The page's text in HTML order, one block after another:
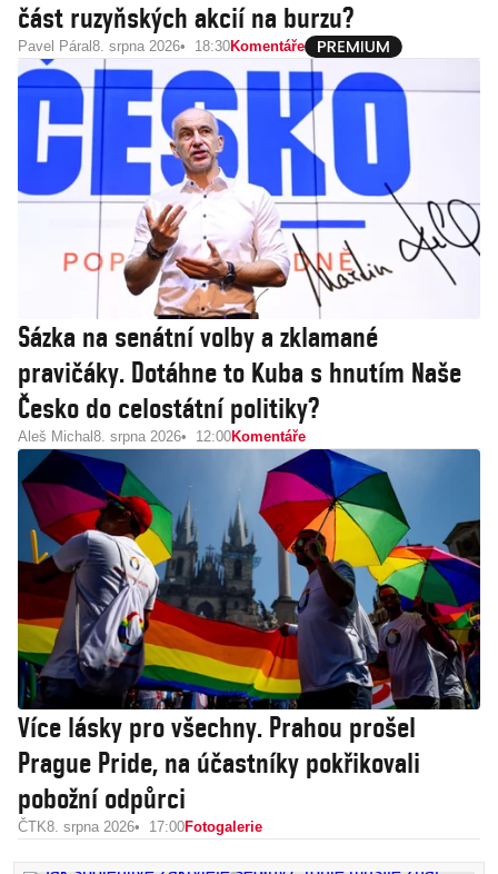
část ruzyňských akcií na burzu?
Pavel Páral 8. srpna 2026 18:30Komentáře
Sázka na senátní volby a zklamané
pravičáky. Dotáhne to Kuba s hnutím Naše
Česko do celostátní politiky?
Aleš Michal 8. srpna 2026 12:00Komentáře
Více lásky pro všechny. Prahou prošel
Prague Pride, na účastníky pokřikovali
pobožní odpůrci
ČTK8. srpna 2026 17:00Fotogalerie